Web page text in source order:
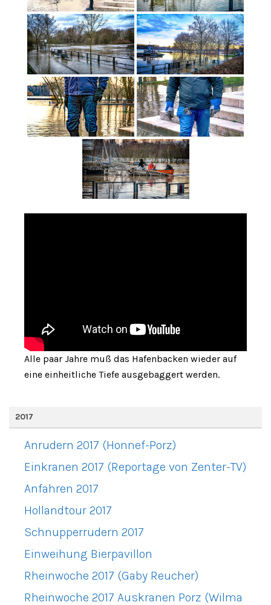
Alle paar Jahre muß das Hafenbacken wieder auf
eine einheitliche Tiefe ausgebaggert werden.
2017
Anrudern 2017 (Honnef-Porz)
Einkranen 2017 (Reportage von Zenter-TV)
Anfahren 2017
Hollandtour 2017
Schnupperrudern 2017
Einweihung Bierpavillon
Rheinwoche 2017 (Gaby Reucher)
Rheinwoche 2017 Auskranen Porz (Wilma